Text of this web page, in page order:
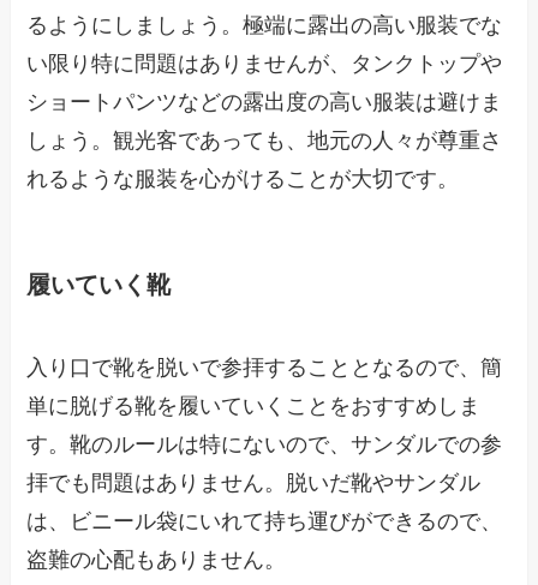
るようにしましょう。極端に露出の高い服装でな
い限り特に問題はありませんが、タンクトップや
ショートパンツなどの露出度の高い服装は避けま
しょう。観光客であっても、地元の人々が尊重さ
れるような服装を心がけることが大切です。
履いていく靴
入り口で靴を脱いで参拝することとなるので、簡
単に脱げる靴を履いていくことをおすすめしま
す。靴のルールは特にないので、サンダルでの参
拝でも問題はありません。脱いだ靴やサンダル
は、ビニール袋にいれて持ち運びができるので、
盗難の心配もありません。